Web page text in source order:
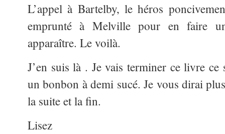
L’appel à Bartelby, le héros
emprunté à Melville pour en faire
apparaître. Le voilà.
J’en suis là . Je vais terminer ce livre
un bonbon à demi sucé. Je vous dirai
la suite et la fin.
Lisez